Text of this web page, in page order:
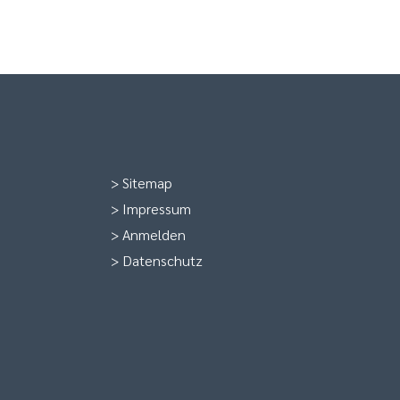
>Sitemap
> Impressum
>Anmelden
> Datenschutz